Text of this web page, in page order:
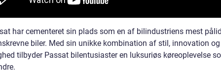
har cementeret sin plads som en af bilindustriens mest
biler. Med sin unikke kombination af stil, innovation og
tilbyder Passat bilentusiaster en luksuriøs køreoplevelse